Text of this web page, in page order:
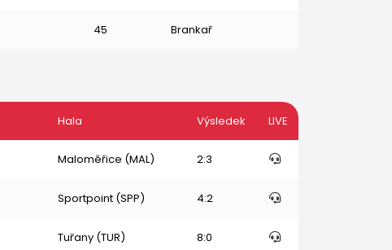
45 Brankař
Hala Výsledek LIVE
Maloměřice (MAL) 2:3
Sportpoint (SPP) 4:2
Tuřany (TUR) 8:0